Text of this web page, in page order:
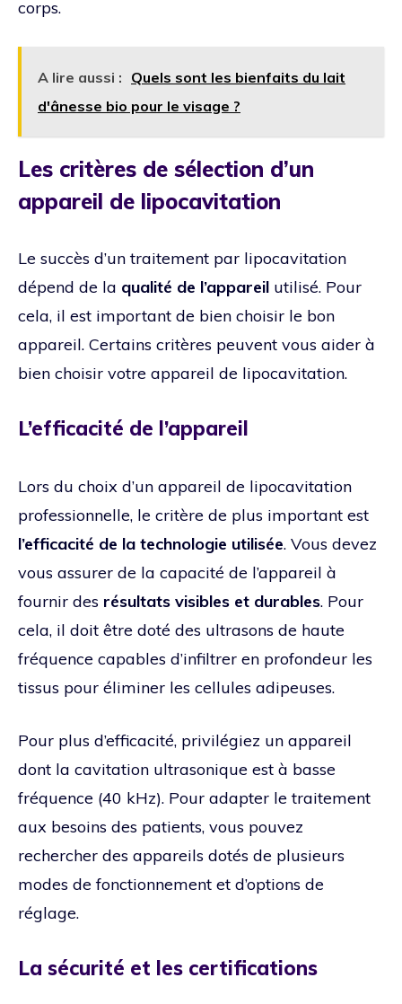
corps.
A lire aussi : Quels sont les bienfaits du lait
d'ânesse bio pour le visage ?
Les critères de sélection d’un
appareil de lipocavitation
Le succès d’un traitement par lipocavitation
dépend de la qualité de l’appareil utilisé. Pour
cela, il est important de bien choisir le bon
appareil. Certains critères peuvent vous aider à
bien choisir votre appareil de lipocavitation.
L’efficacité de l’appareil
Lors du choix d’un appareil de lipocavitation
professionnelle, le critère de plus important est
l’efficacité de la technologie utilisée. Vous devez
vous assurer de la capacité de l’appareil à
fournir des résultats visibles et durables. Pour
cela, il doit être doté des ultrasons de haute
fréquence capables d’infiltrer en profondeur les
tissus pour éliminer les cellules adipeuses.
Pour plus d’efficacité, privilégiez un appareil
dont la cavitation ultrasonique est à basse
fréquence (40 kHz). Pour adapter le traitement
aux besoins des patients, vous pouvez
rechercher des appareils dotés de plusieurs
modes de fonctionnement et d’options de
réglage.
La sécurité et les certifications